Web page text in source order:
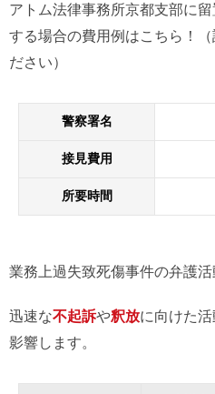
アトム法律事務所京都支部に
する場合の費用例はこちら！
ださい）
警察署名
接見費用
所要時間
業務上過失致死傷事件の弁護活
迅速な不起訴や釈放に向けた
影響します。